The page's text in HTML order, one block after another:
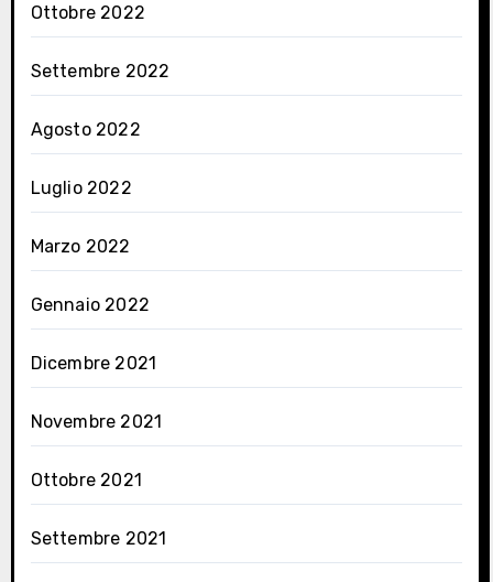
Ottobre 2022
Settembre 2022
Agosto 2022
Luglio 2022
Marzo 2022
Gennaio 2022
Dicembre 2021
Novembre 2021
Ottobre 2021
Settembre 2021